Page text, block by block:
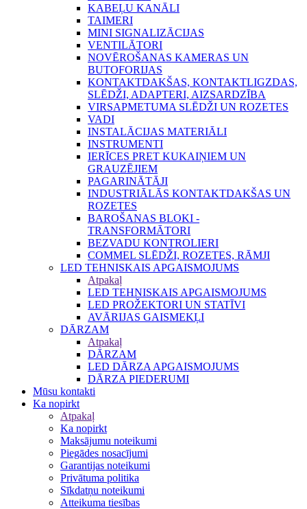
KABEĻU KANĀLI
TAIMERI
MINI SIGNALIZĀCIJAS
VENTILĀTORI
NOVĒROŠANAS KAMERAS UN
BUTOFORIJAS
KONTAKTDAKŠAS, KONTAKTLIGZDAS,
SLĒDŽI, ADAPTERI, AIZSARDZĪBA
VIRSAPMETUMA SLĒDŽI UN ROZETES
VADI
INSTALĀCIJAS MATERIĀLI
INSTRUMENTI
IERĪCES PRET KUKAIŅIEM UN
GRAUZĒJIEM
PAGARINĀTĀJI
INDUSTRIĀLĀS KONTAKTDAKŠAS UN
ROZETES
BAROŠANAS BLOKI -
TRANSFORMĀTORI
BEZVADU KONTROLIERI
COMMEL SLĒDŽI, ROZETES, RĀMJI
LED TEHNISKAIS APGAISMOJUMS
Atpakaļ
LED TEHNISKAIS APGAISMOJUMS
LED PROŽEKTORI UN STATĪVI
AVĀRIJAS GAISMEKĻI
DĀRZAM
Atpakaļ
DĀRZAM
LED DĀRZA APGAISMOJUMS
DĀRZA PIEDERUMI
Mūsu kontakti
Ka nopirkt
Atpakaļ
Ka nopirkt
Maksājumu noteikumi
Piegādes nosacījumi
Garantijas noteikumi
Privātuma politika
Sīkdatņu noteikumi
Atteikuma tiesības